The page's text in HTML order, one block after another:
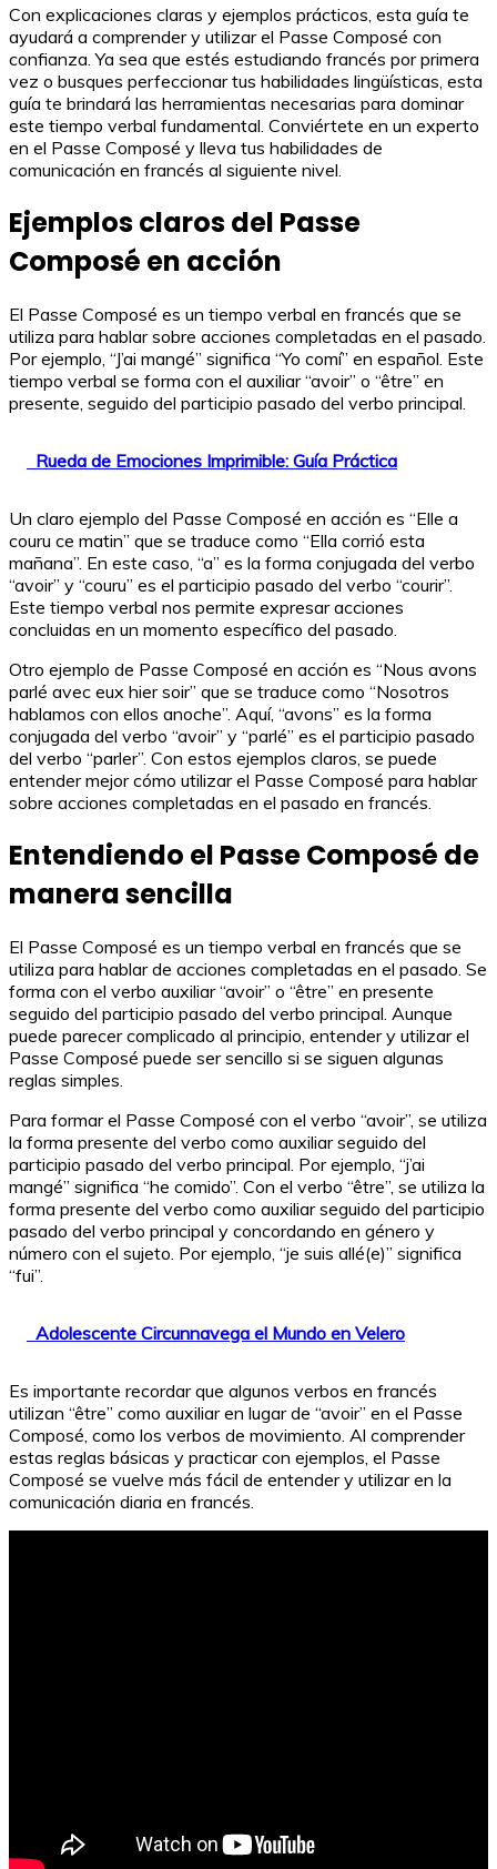
Con explicaciones claras y ejemplos prácticos, esta guía te
ayudará a comprender y utilizar el Passe Composé con
confianza. Ya sea que estés estudiando francés por primera
vez o busques perfeccionar tus habilidades lingüísticas, esta
guía te brindará las herramientas necesarias para dominar
este tiempo verbal fundamental. Conviértete en un experto
en el Passe Composé y lleva tus habilidades de
comunicación en francés al siguiente nivel.
Ejemplos claros del Passe
Composé en acción
El Passe Composé es un tiempo verbal en francés que se
utiliza para hablar sobre acciones completadas en el pasado.
Por ejemplo, “J’ai mangé” significa “Yo comí” en español. Este
tiempo verbal se forma con el auxiliar “avoir” o “être” en
presente, seguido del participio pasado del verbo principal.
Rueda de Emociones Imprimible: Guía Práctica
Un claro ejemplo del Passe Composé en acción es “Elle a
couru ce matin” que se traduce como “Ella corrió esta
mañana”. En este caso, “a” es la forma conjugada del verbo
“avoir” y “couru” es el participio pasado del verbo “courir”.
Este tiempo verbal nos permite expresar acciones
concluidas en un momento específico del pasado.
Otro ejemplo de Passe Composé en acción es “Nous avons
parlé avec eux hier soir” que se traduce como “Nosotros
hablamos con ellos anoche”. Aquí, “avons” es la forma
conjugada del verbo “avoir” y “parlé” es el participio pasado
del verbo “parler”. Con estos ejemplos claros, se puede
entender mejor cómo utilizar el Passe Composé para hablar
sobre acciones completadas en el pasado en francés.
Entendiendo el Passe Composé de
manera sencilla
El Passe Composé es un tiempo verbal en francés que se
utiliza para hablar de acciones completadas en el pasado. Se
forma con el verbo auxiliar “avoir” o “être” en presente
seguido del participio pasado del verbo principal. Aunque
puede parecer complicado al principio, entender y utilizar el
Passe Composé puede ser sencillo si se siguen algunas
reglas simples.
Para formar el Passe Composé con el verbo “avoir”, se utiliza
la forma presente del verbo como auxiliar seguido del
participio pasado del verbo principal. Por ejemplo, “j’ai
mangé” significa “he comido”. Con el verbo “être”, se utiliza la
forma presente del verbo como auxiliar seguido del participio
pasado del verbo principal y concordando en género y
número con el sujeto. Por ejemplo, “je suis allé(e)” significa
“fui”.
Adolescente Circunnavega el Mundo en Velero
Es importante recordar que algunos verbos en francés
utilizan “être” como auxiliar en lugar de “avoir” en el Passe
Composé, como los verbos de movimiento. Al comprender
estas reglas básicas y practicar con ejemplos, el Passe
Composé se vuelve más fácil de entender y utilizar en la
comunicación diaria en francés.